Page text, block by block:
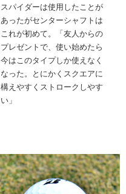
スパイダーは使用したことが
あったがセンターシャフトは
これが初めて。「友人からの
プレゼントで、使い始めたら
今はこのタイプしか使えなく
なった。とにかくスクエアに
構えやすくストロークしやす
い」